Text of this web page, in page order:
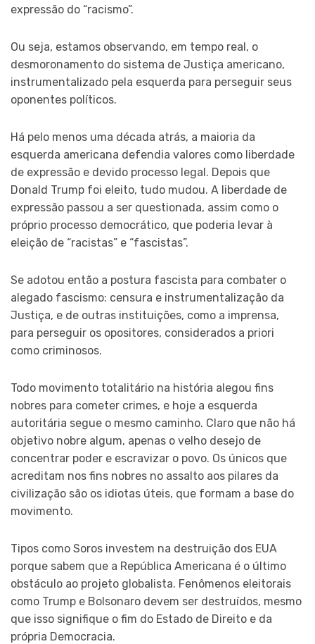
expressão do “racismo”.
Ou seja, estamos observando, em tempo real, o
desmoronamento do sistema de Justiça americano,
instrumentalizado pela esquerda para perseguir seus
oponentes políticos.
Há pelo menos uma década atrás, a maioria da
esquerda americana defendia valores como liberdade
de expressão e devido processo legal. Depois que
Donald Trump foi eleito, tudo mudou. A liberdade de
expressão passou a ser questionada, assim como o
próprio processo democrático, que poderia levar à
eleição de “racistas” e “fascistas”.
Se adotou então a postura fascista para combater o
alegado fascismo: censura e instrumentalização da
Justiça, e de outras instituições, como a imprensa,
para perseguir os opositores, considerados a priori
como criminosos.
Todo movimento totalitário na história alegou fins
nobres para cometer crimes, e hoje a esquerda
autoritária segue o mesmo caminho. Claro que não há
objetivo nobre algum, apenas o velho desejo de
concentrar poder e escravizar o povo. Os únicos que
acreditam nos fins nobres no assalto aos pilares da
civilização são os idiotas úteis, que formam a base do
movimento.
Tipos como Soros investem na destruição dos EUA
porque sabem que a República Americana é o último
obstáculo ao projeto globalista. Fenômenos eleitorais
como Trump e Bolsonaro devem ser destruídos, mesmo
que isso signifique o fim do Estado de Direito e da
própria Democracia.